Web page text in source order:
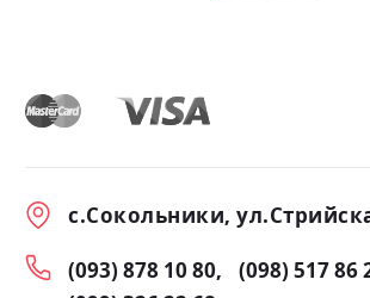
с.Сокольники,
(093) 878 10 80
(098) 517 86